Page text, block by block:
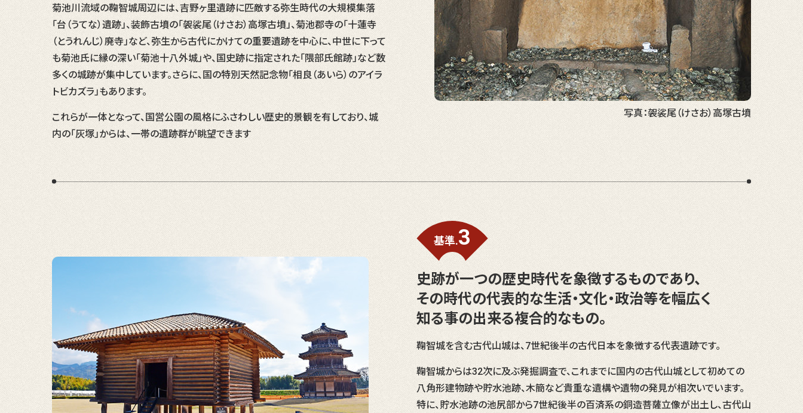
写真：袈裟尾（けさお）高塚古墳
菊池川流域の鞠智城周辺には、吉野ヶ里遺跡に匹敵する弥生時代の大規模集落
「台（うてな）遺跡」、装飾古墳の「袈裟尾（けさお）高塚古墳」、菊池郡寺の「十蓮寺
（とうれんじ）廃寺」など、弥生から古代にかけての重要遺跡を中心に、中世に下って
も菊池氏に縁の深い「菊池十八外城」や、国史跡に指定された「隈部氏館跡」など数
多くの城跡が集中しています。さらに、国の特別天然記念物「相良（あいら）のアイラ
トビカズラ」もあります。
これらが一体となって、国営公園の風格にふさわしい歴史的景観を有しており、城
内の「灰塚」からは、一帯の遺跡群が眺望できます
基準.3
史跡が一つの歴史時代を象徴するものであり、
その時代の代表的な生活・文化・政治等を幅広く
知る事の出来る複合的なもの。
鞠智城を含む古代山城は、7世紀後半の古代日本を象徴する代表遺跡です。
鞠智城からは32次に及ぶ発掘調査で、これまでに国内の古代山城として初めての
八角形建物跡や貯水池跡、木簡など貴重な遺構や遺物の発見が相次いでいます。
特に、貯水池跡の池尻部から7世紀後半の百済系の銅造菩薩立像が出土し、古代山